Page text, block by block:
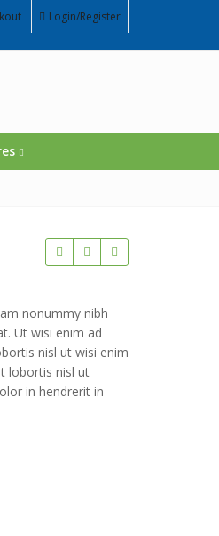
Login/Register
nonummy nibh
Ut wisi enim ad
nisl ut wisi enim
lobortis nisl ut
in hendrerit in